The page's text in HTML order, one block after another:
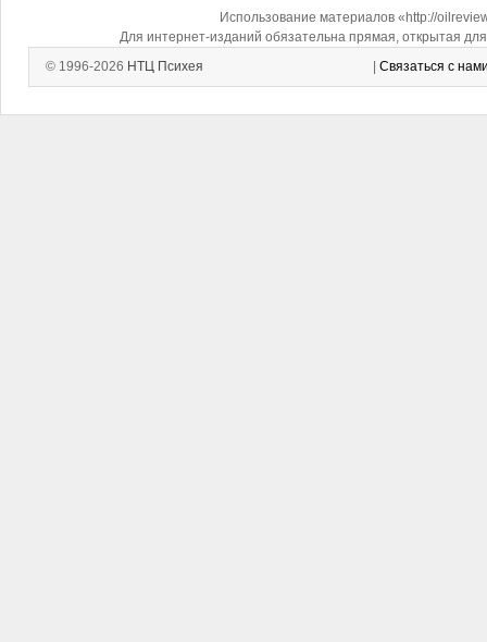
Использование материалов «http://
Для интернет-изданий обязательна прямая, открытая
© 1996-2026 НТЦ Психея Связаться с